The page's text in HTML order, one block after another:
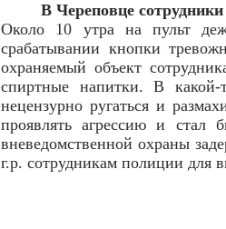
В Череповце
Около 10 утра на пульт
срабатывании кнопки
охраняемый объект
спиртные напитки. В какой-
нецензурно ругаться и
проявлять агрессию и стал
вневедомственной охраны
г.р. сотрудникам полиции для